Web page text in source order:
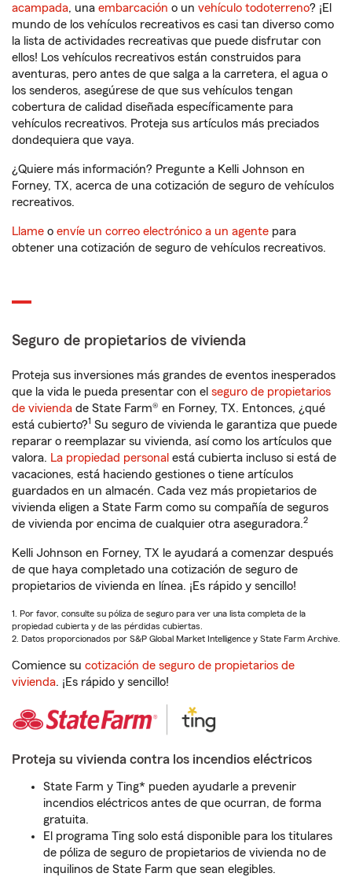
acampada, una embarcación o un vehículo todoterreno? ¡El
mundo de los vehículos recreativos es casi tan diverso como
la lista de actividades recreativas que puede disfrutar con
ellos! Los vehículos recreativos están construidos para
aventuras, pero antes de que salga a la carretera, el agua o
los senderos, asegúrese de que sus vehículos tengan
cobertura de calidad diseñada específicamente para
vehículos recreativos. Proteja sus artículos más preciados
dondequiera que vaya.
¿Quiere más información? Pregunte a Kelli Johnson en
Forney, TX, acerca de una cotización de seguro de vehículos
recreativos.
Llame o envíe un correo electrónico a un agente para
obtener una cotización de seguro de vehículos recreativos.
Seguro de propietarios de vivienda
Proteja sus inversiones más grandes de eventos inesperados
que la vida le pueda presentar con el seguro de propietarios
de vivienda de State Farm® en Forney, TX. Entonces, ¿qué
está cubierto?1 Su seguro de vivienda le garantiza que puede
reparar o reemplazar su vivienda, así como los artículos que
valora. La propiedad personal está cubierta incluso si está de
vacaciones, está haciendo gestiones o tiene artículos
guardados en un almacén. Cada vez más propietarios de
vivienda eligen a State Farm como su compañía de seguros
de vivienda por encima de cualquier otra aseguradora.2
Kelli Johnson en Forney, TX le ayudará a comenzar después
de que haya completado una cotización de seguro de
propietarios de vivienda en línea. ¡Es rápido y sencillo!
1. Por favor, consulte su póliza de seguro para ver una lista completa de la
propiedad cubierta y de las pérdidas cubiertas.
2. Datos proporcionados por S&P Global Market Intelligence y State Farm Archive.
Comience su cotización de seguro de propietarios de
vivienda. ¡Es rápido y sencillo!
Proteja su vivienda contra los incendios eléctricos
State Farm y Ting* pueden ayudarle a prevenir
incendios eléctricos antes de que ocurran, de forma
gratuita.
El programa Ting solo está disponible para los titulares
de póliza de seguro de propietarios de vivienda no de
inquilinos de State Farm que sean elegibles.